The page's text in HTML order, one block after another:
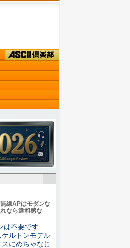
線APはモダンな
なら違和感な
は不要です
ルトンモデル
にめちゃなじ